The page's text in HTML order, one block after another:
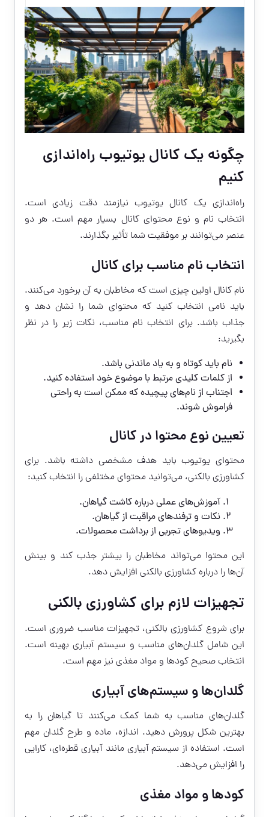
چگونه یک کانال یوتیوب راه‌اندازی
کنیم
راه‌اندازی یک کانال یوتیوب نیازمند دقت زیادی است.
انتخاب نام و نوع محتوای کانال بسیار مهم است. هر دو
عنصر می‌توانند بر موفقیت شما تأثیر بگذارند.
انتخاب نام مناسب برای کانال
نام کانال اولین چیزی است که مخاطبان به آن برخورد می‌کنند.
باید نامی انتخاب کنید که محتوای شما را نشان دهد و
جذاب باشد. برای انتخاب نام مناسب، نکات زیر را در نظر
بگیرید:
نام باید کوتاه و به یاد ماندنی باشد.
از کلمات کلیدی مرتبط با موضوع خود استفاده کنید.
اجتناب از نام‌های پیچیده که ممکن است به راحتی
فراموش شوند.
تعیین نوع محتوا در کانال
محتوای یوتیوب باید هدف مشخصی داشته باشد. برای
کشاورزی بالکنی، می‌توانید محتوای مختلفی را انتخاب کنید:
آموزش‌های عملی درباره کاشت گیاهان.
نکات و ترفندهای مراقبت از گیاهان.
ویدیوهای تجربی از برداشت محصولات.
این محتوا می‌تواند مخاطبان را بیشتر جذب کند و بینش
آن‌ها را درباره کشاورزی بالکنی افزایش دهد.
تجهیزات لازم برای کشاورزی بالکنی
برای شروع کشاورزی بالکنی، تجهیزات مناسب ضروری است.
این شامل گلدان‌های مناسب و سیستم آبیاری بهینه است.
انتخاب صحیح کودها و مواد مغذی نیز مهم است.
گلدان‌ها و سیستم‌های آبیاری
گلدان‌های مناسب به شما کمک می‌کنند تا گیاهان را به
بهترین شکل پرورش دهید. اندازه، ماده و طرح گلدان مهم
است. استفاده از سیستم آبیاری مانند آبیاری قطره‌ای، کارایی
را افزایش می‌دهد.
کودها و مواد مغذی